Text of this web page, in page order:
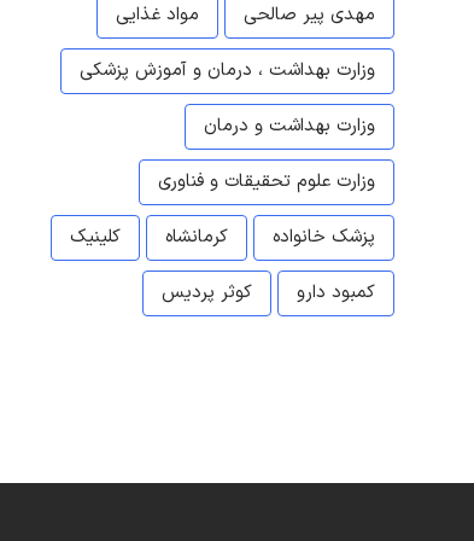
مهدی پیر صالحی
مواد غذایی
وزارت بهداشت ، درمان و آموزش پزشکی
وزارت بهداشت و درمان
وزارت علوم تحقیقات و فناوری
پزشک خانواده
کرمانشاه
کلینیک
کمبود دارو
کوثر پردیس